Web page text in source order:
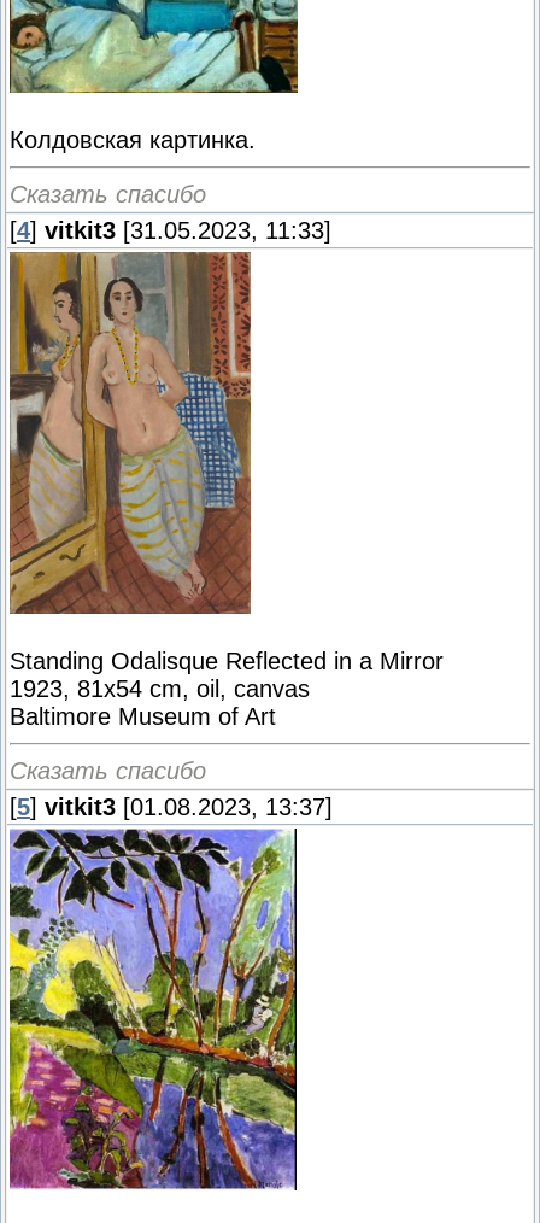
Колдовская картинка.
Сказать спасибо
[4] vitkit3 [31.05.2023, 11:33]
Standing Odalisque Reflected in a Mirror
1923, 81x54 cm, oil, canvas
Baltimore Museum of Art
Сказать спасибо
[5] vitkit3 [01.08.2023, 13:37]